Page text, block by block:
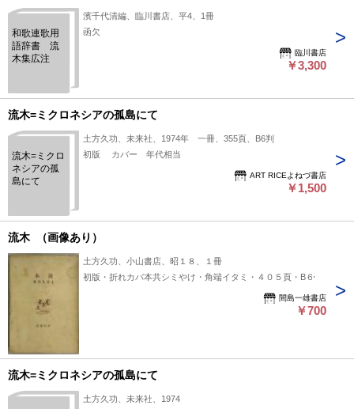
和歌連歌用
語辞書 流
木集広注
濱千代清編、臨川書店、平4、1冊
函欠
臨川書店
￥3,300
流木=ミクロネシアの孤島にて
流木=ミクロ
ネシアの孤
島にて
土方久功、未来社、1974年 一冊、355頁、B6判
初版 カバー 年代相当
ART RICEよねづ書店
￥1,500
流木 （画像あり）
土方久功、小山書店、昭１８、１冊
初版・折れカバ本共シミやけ・角端イタミ・４０５頁・B６
間島一雄書店
￥700
流木=ミクロネシアの孤島にて
土方久功、未来社、1974